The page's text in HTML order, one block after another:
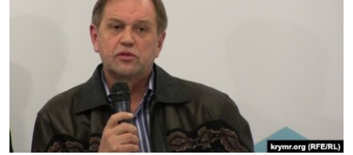
ТЕЛЕПРОЕКТ КРЫМ.РЕАЛИИ
СОВЕТЫ ПРАВОЗАЩИТНИКОВ
ПРОПАВШИЕ БЕЗ ВЕСТИ
ПОБЕДИТЕЛЕЙ НЕ СУДЯТ?
КРЫМ.НЕПОКОРЕННЫЙ
ELIFBE
ПРИСОЕДИНЯЙТЕСЬ!